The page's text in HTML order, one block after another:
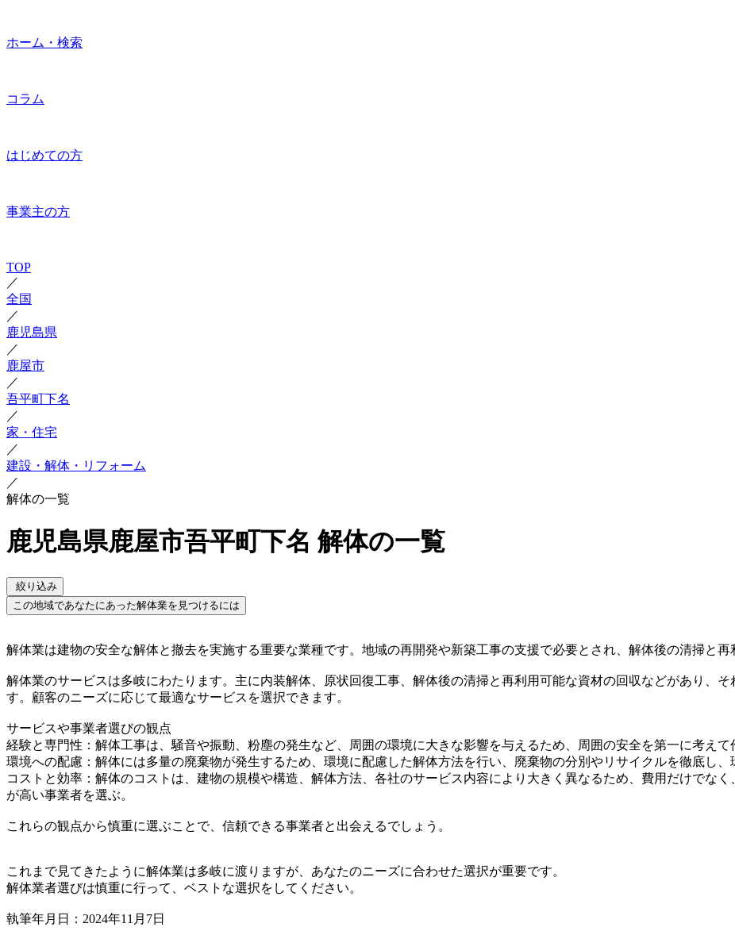
ホーム・検索
コラム
はじめての方
事業主の方
TOP
／
全国
／
鹿児島県
／
鹿屋市
／
吾平町下名
／
家・住宅
／
建設・解体・リフォーム
／
解体の一覧
鹿児島県鹿屋市吾平町下名 解体の一覧
絞り込み
この地域であなたにあった解体業を見つけるには
解体業は建物の安全な解体と撤去を実施する重要な業種です。地域の再開発や新築工事の支援で必要とされ、解体後の清掃と再
解体業のサービスは多岐にわたります。主に内装解体、原状回復工事、解体後の清掃と再利用可能な資材の回収などがあり、
す。顧客のニーズに応じて最適なサービスを選択できます。
サービスや事業者選びの観点
経験と専門性：解体工事は、騒音や振動、粉塵の発生など、周囲の環境に大きな影響を与えるため、周囲の安全を第一に考えて
環境への配慮：解体には多量の廃棄物が発生するため、環境に配慮した解体方法を行い、廃棄物の分別やリサイクルを徹底し、
コストと効率：解体のコストは、建物の規模や構造、解体方法、各社のサービス内容により大きく異なるため、費用だけでな
が高い事業者を選ぶ。
これらの観点から慎重に選ぶことで、信頼できる事業者と出会えるでしょう。
これまで見てきたように解体業は多岐に渡りますが、あなたのニーズに合わせた選択が重要です。
解体業者選びは慎重に行って、ベストな選択をしてください。
執筆年月日：2024年11月7日